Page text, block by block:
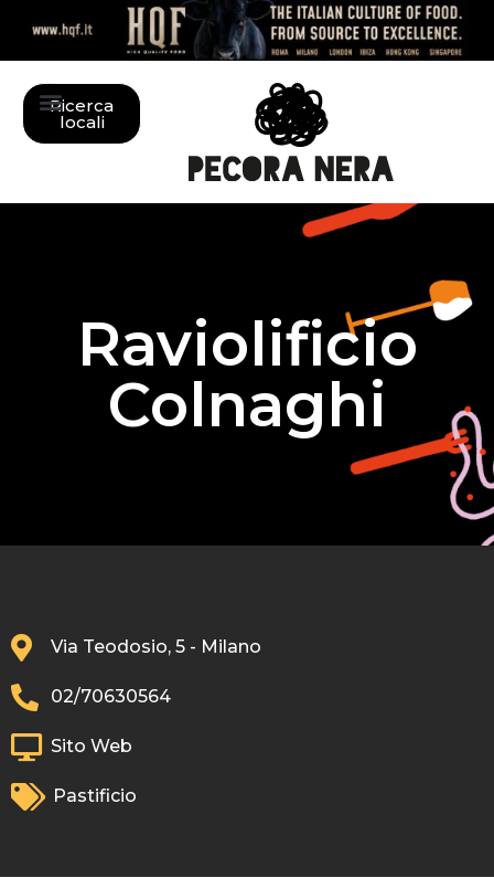
Ricerca
locali
Raviolificio
Colnaghi
Via Teodosio, 5 - Milano
02/70630564
Sito Web
Pastificio